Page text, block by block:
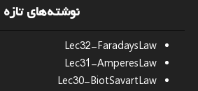
نوشته‌های تازه
Lec32-FaradaysLaw
Lec31-AmperesLaw
Lec30-BiotSavartLaw